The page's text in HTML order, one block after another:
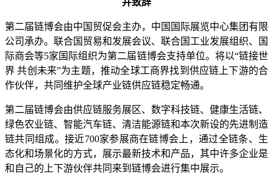
并致辞
第二届链博会由中国贸促会主办，中国国际展览中心集团有限
公司承办。联合国贸易和发展会议、联合国工业发展组织、国
际商会等5家国际组织为第二届链博会支持单位。将以“链接世
界 共创未来”为主题，推动全球工商界找到供应链上下游的合
作伙伴，共同维护全球产业链供应链稳定畅通。
第二届链博会由供应链服务展区、数字科技链、健康生活链、
绿色农业链、智能汽车链、清洁能源链和本次新设的先进制造
链共同组成。接近700家参展商在链博会上，通过全链条、生
态化和场景化的方式，展示最新技术和产品，其中许多企业是
和自己的上下游伙伴共同来到链博会进行集中展示。